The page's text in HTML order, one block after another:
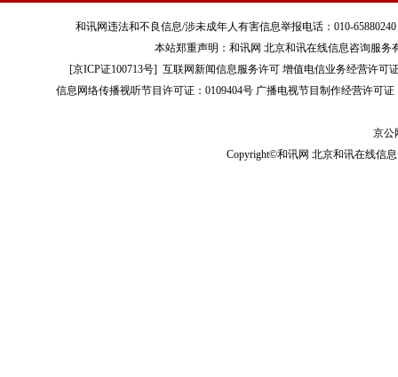
和讯网违法和不良信息/涉未成年人有害信息举报电话：010-
本站郑重声明：和讯网 北京和讯在线信息咨询服
[京ICP证100713号]互联网新闻信息服务许可 增值电信业务经营许可
信息网络传播视听节目许可证：0109404号 广播电视节目制作经营许可证
京公
Copyright©和讯网 北京和讯在线信